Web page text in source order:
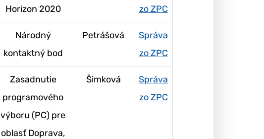
Horizon 2020
zo ZPC
Národný
kontaktný bod
Petrášová
Správa
zo ZPC
Zasadnutie
programového
výboru (PC) pre
oblasť Doprava,
Šimková
Správa
zo ZPC